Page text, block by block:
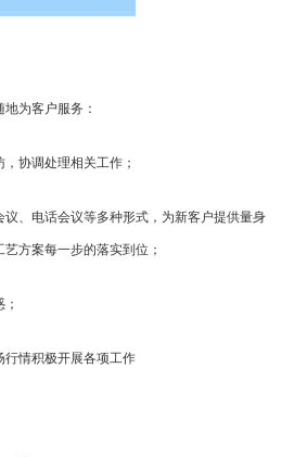
为客户服务：
协调处理相关工作；
、电话会议等多种形式，为新客户提供量身
方案每一步的落实到位；
行情积极开展各项工作